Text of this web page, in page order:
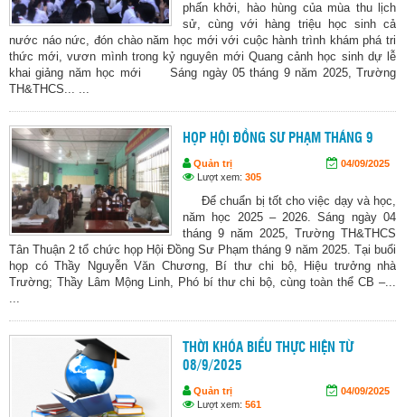
phấn khởi, hào hùng của mùa thu lịch
sử, cùng với hàng triệu học sinh cả
nước náo nức, đón chào năm học mới với cuộc hành trình khám phá tri
thức mới, vươn mình trong kỷ nguyên mới Quang cảnh học sinh dự lễ
khai giảng năm học mới Sáng ngày 05 tháng 9 năm 2025, Trường
TH&THCS... ...
HỌP HỘI ĐỒNG SƯ PHẠM THÁNG 9
Quản trị
04/09/2025
Lượt xem: 305
Để chuẩn bị tốt cho việc dạy và học,
năm học 2025 – 2026. Sáng ngày 04
tháng 9 năm 2025, Trường TH&THCS
Tân Thuận 2 tổ chức họp Hội Đồng Sư Phạm tháng 9 năm 2025. Tại buổi
họp có Thầy Nguyễn Văn Chương, Bí thư chi bộ, Hiệu trưởng nhà
Trường; Thầy Lâm Mộng Linh, Phó bí thư chi bộ, cùng toàn thể CB –...
THỜI KHÓA BIỂU THỰC HIỆN TỪ
08/9/2025
Quản trị
04/09/2025
Lượt xem: 561